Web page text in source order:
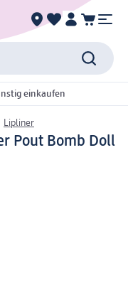
einkaufen
Lipliner
Pout Bomb Doll